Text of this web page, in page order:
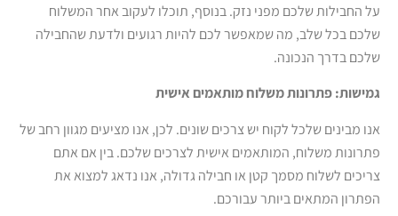
על החבילות שלכם מפני נזק. בנוסף, תוכלו לעקוב אחר המשלוח
שלכם בכל שלב, מה שמאפשר לכם להיות רגועים ולדעת שהחבילה
שלכם בדרך הנכונה.
גמישות: פתרונות משלוח מותאמים אישית
אנו מבינים שלכל לקוח יש צרכים שונים. לכן, אנו מציעים מגוון רחב של
פתרונות משלוח, המותאמים אישית לצרכים שלכם. בין אם אתם
צריכים לשלוח מסמך קטן או חבילה גדולה, אנו נדאג למצוא את
הפתרון המתאים ביותר עבורכם.